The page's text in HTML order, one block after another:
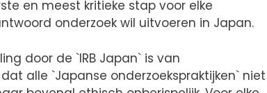
en meest kritieke stap voor elke
onderzoek wil uitvoeren in Japan.
door de `IRB Japan` is van
alle `Japanse onderzoekspraktijken` niet